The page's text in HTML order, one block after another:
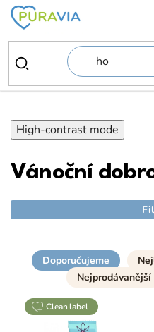
Přejít
obsah
High-contrast mode
Vánoční
Doporučujeme
Nejprodávanější
clean label